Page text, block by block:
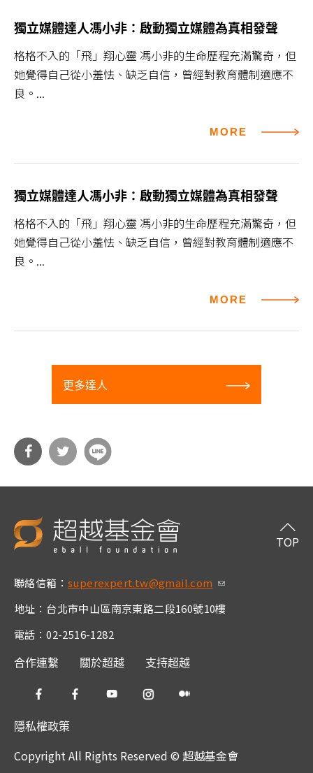
獨立媒體達人馮小非：啟動獨立媒體為真相發聲
格格不入的「飛」翔心靈 馮小非的生命歷程充滿驚奇，但
她覺得自己從小羞怯、缺乏自信，曾經對教育體制適應不
良。...
MORE
獨立媒體達人馮小非：啟動獨立媒體為真相發聲
格格不入的「飛」翔心靈 馮小非的生命歷程充滿驚奇，但
她覺得自己從小羞怯、缺乏自信，曾經對教育體制適應不
良。...
MORE
更多達人
cebo
witt
聯絡信箱： superexpert.tw@gmail.com (link sends e-m
地址：台北市中山區南京東路二段160號10樓
電話：02-2516-1282
合作連繫 關於超越 支持超越
TOP
隱私權政策
Copyright All Rights Reserved © 超越基金會